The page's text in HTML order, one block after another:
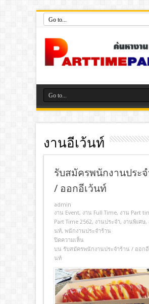
งานอีเว้นท์
รับสมัครพนักงานประ
/ ออกอีเว้นท์
admin
งาน Event, งาน Full Time, งาน Part
Part Time 2562, งานประจํา, งานพิเศษ,
นท์, พนักงานประจำร้าน
ปิดความเห็น
บน รับสมัครพนักงานประจำร้าน / ออกอี
นท์